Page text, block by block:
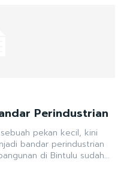
Perindustrian
pekan kecil, kini
bandar perindustrian
di Bintulu sudah...